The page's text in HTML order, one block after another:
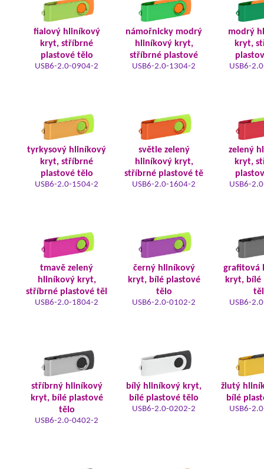
fialový hliníkový
kryt, stříbrné
plastové tělo
USB6-2.0-0904-2
námořnicky modrý
hliníkový kryt,
stříbrné plastové
USB6-2.0-1304-2
modrý
kryt,
USB6-
tyrkysový hliníkový
kryt, stříbrné
plastové tělo
USB6-2.0-1504-2
světle zelený
hliníkový kryt,
stříbrné plastové tě
USB6-2.0-1604-2
zelený
kryt,
USB6-
tmavě zelený
hliníkový kryt,
stříbrné plastové těl
USB6-2.0-1804-2
černý hliníkový
kryt, bílé plastové
tělo
USB6-2.0-0102-2
grafitová
kryt, bílé
USB6-
stříbrný hliníkový
kryt, bílé plastové
tělo
USB6-2.0-0402-2
bílý hliníkový kryt,
bílé plastové tělo
USB6-2.0-0202-2
žlutý
bílé
USB6-